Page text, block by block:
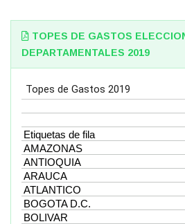
TOPES DE GASTOS
DEPARTAMENTALES 2019